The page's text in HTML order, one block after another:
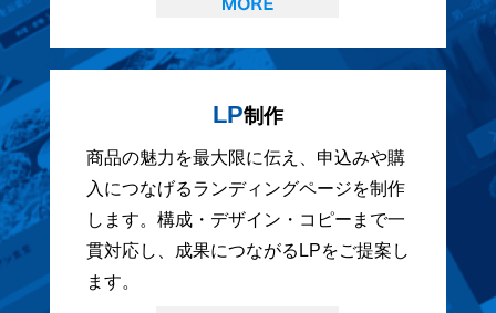
LP制作
商品の魅力を最大限に伝え、申込みや購
入につなげるランディングページを制作
します。構成・デザイン・コピーまで一
貫対応し、成果につながるLPをご提案し
ます。